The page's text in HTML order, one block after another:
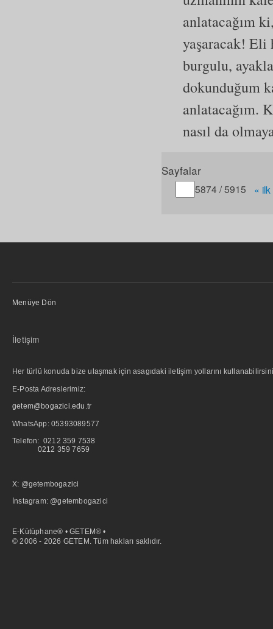
anlatacağım
yaşaracak! Eli
burgulu,
dokunduğum
anlatacağım.
nasıl da
Sayfalar
Gitmek istediğiniz
5874 / 5915 « ilk
Menüye Dön
İletişim
Her türlü konuda bize ulaşmak için asagıdaki iletişim yollarını
E-Posta Adreslerimiz:
getem@bogazici.edu.tr
WhatsApp: 05393089577
Telefon: 0212 359 7538
0212 359 7659
X: @getembogazici
İnstagram: @getembogazici
E-Kütüphane® • GETEM® •
© 2006 - 2026 GETEM. Tüm hakları saklıdır.